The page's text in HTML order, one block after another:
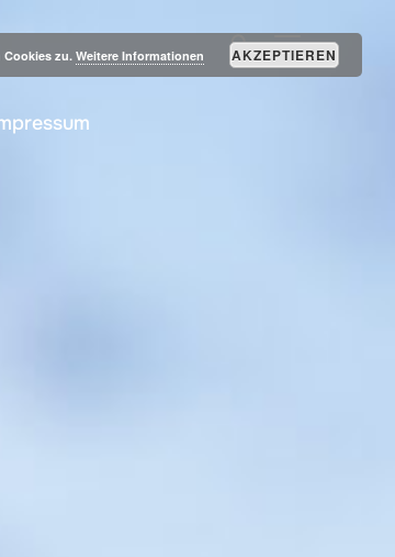
Cookies zu.Weitere Informationen AKZEPTIEREN